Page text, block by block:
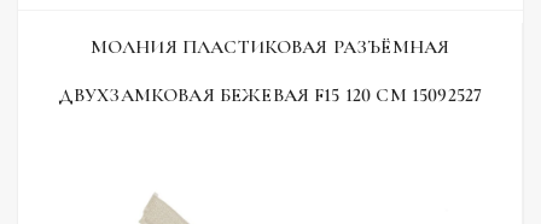
МОЛНИЯ ПЛАСТИКОВАЯ РАЗЪЁМНАЯ
ДВУХЗАМКОВАЯ БЕЖЕВАЯ F15 120 СМ 15092527